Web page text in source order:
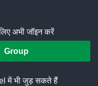
अभी जॉइन करें
Group
में भी जुड़ सकते हैं